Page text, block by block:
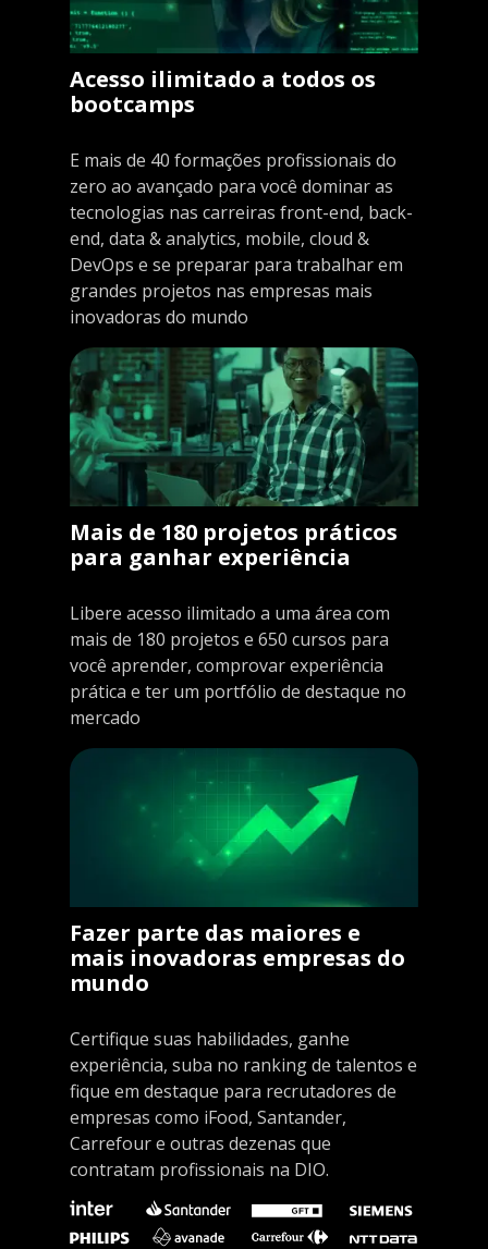
Acesso ilimitado a todos os
bootcamps
E mais de 40 formações profissionais do
zero ao avançado para você dominar as
tecnologias nas carreiras front-end, back-
end, data & analytics, mobile, cloud &
DevOps e se preparar para trabalhar em
grandes projetos nas empresas mais
inovadoras do mundo
Mais de 180 projetos práticos
para ganhar experiência
Libere acesso ilimitado a uma área com
mais de 180 projetos e 650 cursos para
você aprender, comprovar experiência
prática e ter um portfólio de destaque no
mercado
Fazer parte das maiores e
mais inovadoras empresas do
mundo
Certifique suas habilidades, ganhe
experiência, suba no ranking de talentos e
fique em destaque para recrutadores de
empresas como iFood, Santander,
Carrefour e outras dezenas que
contratam profissionais na DIO.